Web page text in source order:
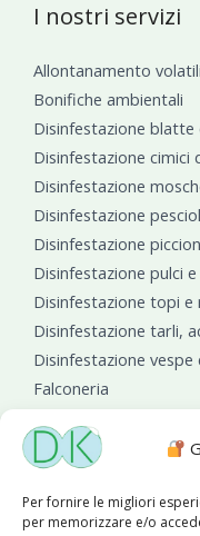
Per fornire le migliori
per memorizzare e/o
I nostri servizi
Allontanamento volatili
Bonifiche ambientali
Disinfestazione blatte
Disinfestazione cimici
Disinfestazione
Disinfestazione
Disinfestazione
Disinfestazione pulci e
Disinfestazione topi
Disinfestazione tarli,
Disinfestazione vespe
Falconeria